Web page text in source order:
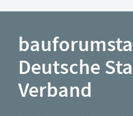
Deutsche
Verband